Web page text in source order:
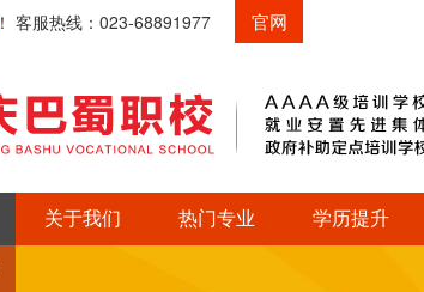
！ 客服热线：023-68891977 官网
关于我们 热门专业 学历提升